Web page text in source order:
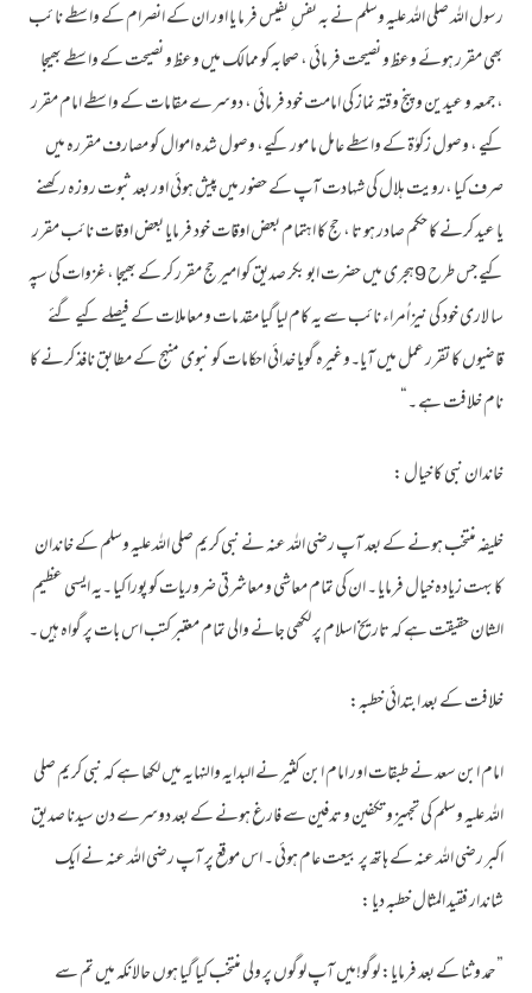
رسول اللہ صلی اللہ علیہ وسلم نے بہ نفس ِ نفیس فر ما یا اور ان کے انصرام کے واسطے نا ئب
بھی مقرر ہوئے وعظ و نصیحت فر مائی ، صحابہ کو ممالک میں وعظ و نصیحت کے واسطے بھیجا
،جمعہ و عیدین و پنج وقتہ نماز کی امامت خود فر مائی ، دوسرے مقامات کے واسطے امام مقرر
کیے ، وصول زکوٰة کے واسطے عامل ما مور کیے، وصول شدہ اموال کو مصارف مقررہ میں
صرف کیا ،رویت ہلال کی شہادت آپ کے حضور میں پیش ہوئی اور بعد ثبوت روزہ رکھنے
یا عید کرنے کا حکم صادر ہو تا ، حج کا اہتمام بعض اوقات خود فر مایا بعض اوقات نائب مقرر
کیے جس طرح 9ہجری میں حضرت ابو بکر صدیق کو امیر حج مقرر کر کے بھیجا ، غزوات کی سپہ
سا لاری خود کی نیز اُمراء نائب سے یہ کام لیا گیا مقد مات و معاملات کے فیصلے کیے گئے
قاضیوں کا تقرر عمل میں آیا۔وغیرہ گویا خدائی احکامات کو نبوی منہج کے مطابق نافذ کرنے کا
نام خلافت ہے ۔“
خاندان نبی کا خیال :
خلیفہ منتخب ہونے کے بعد آپ رضی اللہ عنہ نے نبی کریم صلی اللہ علیہ وسلم کے خاندان
کا بہت زیادہ خیال فرمایا ۔ ان کی تمام معاشی و معاشرتی ضروریات کو پورا کیا ۔یہ ایسی عظیم
الشان حقیقت ہے کہ تاریخ اسلام پر لکھی جانے والی تمام معتبر کتب اس بات پر گواہ ہیں ۔
خلافت کے بعد ابتدائی خطبہ:
امام ابن سعد نے طبقات اور امام ابن کثیر نے البدایہ والنہایہ میں لکھا ہے کہ نبی کریم صلی
اللہ علیہ وسلم کی تجہیز و تکفین و تدفین سے فارغ ہونے کے بعد دوسرے دن سیدنا صدیق
اکبر رضی اللہ عنہ کے ہاتھ پر بیعت عام ہوئی ۔ اس موقع پر آپ رضی اللہ عنہ نے ایک
شاندار فقید المثال خطبہ دیا :
”حمد وثنا کے بعد فرمایا: لوگو!میں آپ لوگوں پر ولی منتخب کیا گیا ہوں حالانکہ میں تم سے